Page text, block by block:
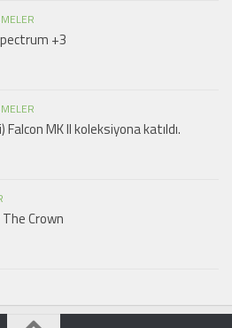
+3
MK II koleksiyona katıldı.
Crown